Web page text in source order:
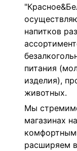
напитков
питания
изделия),
животных.
Мы
магазинах
расширяем